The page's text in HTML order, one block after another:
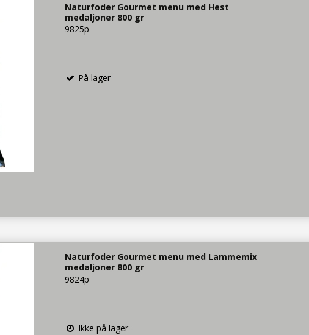
Naturfoder Gourmet menu med Hest
medaljoner 800 gr
9825p
På lager
Naturfoder Gourmet menu med Lammemix
medaljoner 800 gr
9824p
Ikke på lager